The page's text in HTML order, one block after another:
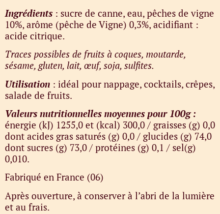
Ingrédients : sucre de canne, eau, pêches de vigne
10%, arôme (pêche de Vigne) 0,3%, acidifiant :
acide citrique.
Traces possibles de fruits à coques, moutarde,
sésame, gluten, lait, œuf, soja, sulfites.
Utilisation : idéal pour nappage, cocktails, crêpes,
salade de fruits.
Valeurs nutritionnelles moyennes pour 100g :
énergie (kJ) 1255,0 et (kcal) 300,0 / graisses (g) 0,0
dont acides gras saturés (g) 0,0 / glucides (g) 74,0
dont sucres (g) 73,0 / protéines (g) 0,1 / sel(g)
0,010.
Fabriqué en France (06)
Après ouverture, à conserver à l’abri de la lumière
et au frais.